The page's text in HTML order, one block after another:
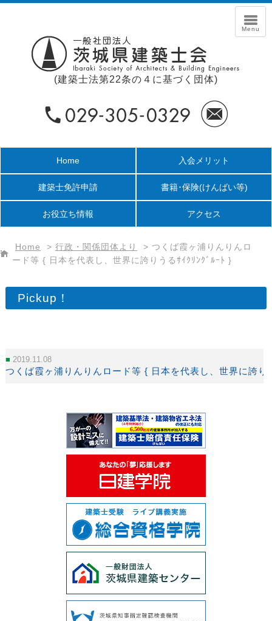
(建築士法第22条の４に基づく団体)
Home 入会メリット
建築士免許申請 書籍･保険(けんばい等)
お役立ち情報 アクセス
Home > 行政・関係団体より > つくば霞ヶ浦りんりんロ
ード等 { 日本を代表し、世界に誇りうるｻｲｸﾘﾝｸﾞﾙｰﾄ }
Pickup！
2019.11.08
つくば霞ヶ浦りんりんロード等 { 日本を代表し、世界に誇り